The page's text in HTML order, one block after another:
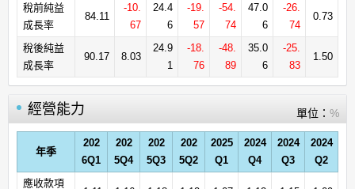
稅前純益
成長率
84.11
-10.
67
24.4
6
-19.
57
-54.
74
47.0
6
-26.
74
0.73
稅後純益
成長率
90.17 8.03
24.9
1
-18.
76
-48.
89
35.0
6
-25.
83
1.50
經營能力 單位： %
年季
202
6Q1
202
5Q4
202
5Q3
202
5Q2
2025
Q1
2024
Q4
2024
Q3
2024
Q2
應收款項